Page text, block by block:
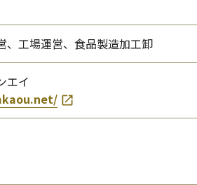
、工場運営、食品製造加工卸
エイ